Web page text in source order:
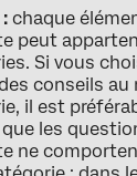
chaque
peut
Si vous
conseils au
il est
les
ne